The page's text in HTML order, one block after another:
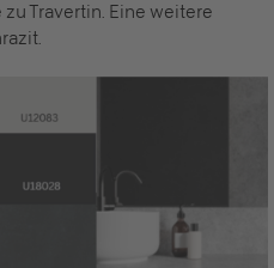
Travertin. Eine weitere